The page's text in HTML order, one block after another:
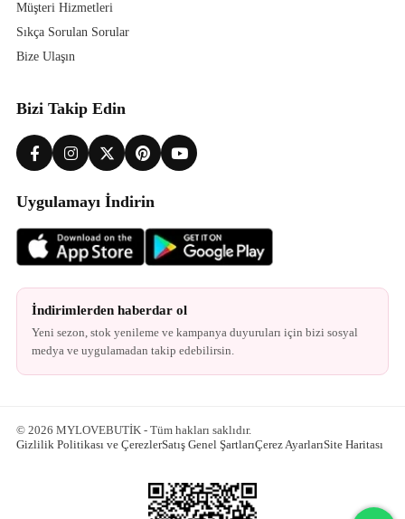
Müşteri Hizmetleri
Sıkça Sorulan Sorular
Bize Ulaşın
Bizi Takip Edin
Uygulamayı İndirin
İndirimlerden haberdar ol
Yeni sezon, stok yenileme ve kampanya duyuruları için bizi sosyal
medya ve uygulamadan takip edebilirsin.
© 2026 MYLOVEBUTİK - Tüm hakları saklıdır.
Gizlilik Politikası ve ÇerezlerSatış Genel ŞartlarıÇerez AyarlarıSite Haritası